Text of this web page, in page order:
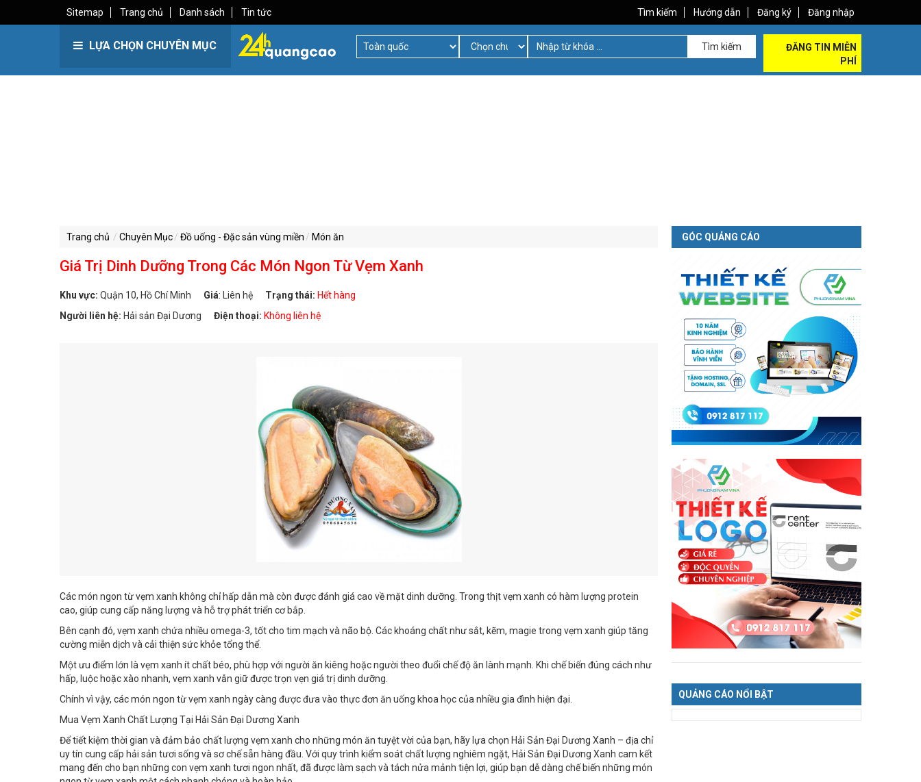
Sitemap Trang chủ Danh sách Tin tức Tìm kiếm Hướng dẫn Đăng ký Đăng nhập
LỰA CHỌN CHUYÊN MỤC Tìm kiếm
ĐĂNG TIN MIỄN
PHÍ
Trang chủ Chuyên Mục Đồ uống - Đặc sản vùng miền Món ăn
Giá Trị Dinh Dưỡng Trong Các Món Ngon Từ Vẹm Xanh
Khu vực: Quận 10, Hồ Chí Minh Giá: Liên hệ Trạng thái: Hết hàng
Người liên hệ: Hải sản Đại Dương Điện thoại: Không liên hệ
Các món ngon từ vẹm xanh không chỉ hấp dẫn mà còn được đánh giá cao về mặt dinh dưỡng. Trong thịt vẹm xanh có hàm lượng protein
cao, giúp cung cấp năng lượng và hỗ trợ phát triển cơ bắp.
Bên cạnh đó, vẹm xanh chứa nhiều omega-3, tốt cho tim mạch và não bộ. Các khoáng chất như sắt, kẽm, magie trong vẹm xanh giúp tăng
cường miễn dịch và cải thiện sức khỏe tổng thể.
Một ưu điểm lớn là vẹm xanh ít chất béo, phù hợp với người ăn kiêng hoặc người theo đuổi chế độ ăn lành mạnh. Khi chế biến đúng cách như
hấp, luộc hoặc xào nhanh, vẹm xanh vẫn giữ được trọn vẹn giá trị dinh dưỡng.
Chính vì vậy, các món ngon từ vẹm xanh ngày càng được đưa vào thực đơn ăn uống khoa học của nhiều gia đình hiện đại.
Mua Vẹm Xanh Chất Lượng Tại Hải Sản Đại Dương Xanh
Để tiết kiệm thời gian và đảm bảo chất lượng vẹm xanh cho những món ăn tuyệt vời của bạn, hãy lựa chọn Hải Sản Đại Dương Xanh – địa chỉ
uy tín cung cấp hải sản tươi sống và sơ chế sẵn hàng đầu. Với quy trình kiểm soát chất lượng nghiêm ngặt, Hải Sản Đại Dương Xanh cam kết
mang đến cho bạn những con vẹm xanh tươi ngon nhất, đã được làm sạch và tách nửa mảnh tiện lợi, giúp bạn dễ dàng chế biến những món
GÓC QUẢNG CÁO
QUẢNG CÁO NỔI BẬT